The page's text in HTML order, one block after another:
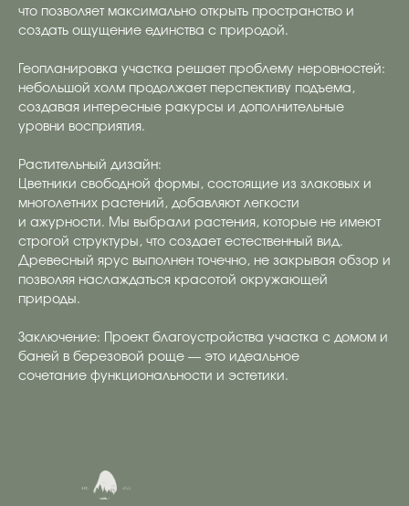
что позволяет максимально открыть пространство и
создать ощущение единства с природой.
Геопланировка участка решает проблему неровностей:
небольшой холм продолжает перспективу подъема,
создавая интересные ракурсы и дополнительные
уровни восприятия.
Растительный дизайн:
Цветники свободной формы, состоящие из злаковых и
многолетних растений, добавляют легкости
и ажурности. Мы выбрали растения, которые не имеют
строгой структуры, что создает естественный вид.
Древесный ярус выполнен точечно, не закрывая обзор и
позволяя наслаждаться красотой окружающей
природы.
Заключение: Проект благоустройства участка с домом и
баней в березовой роще — это идеальное
сочетание функциональности и эстетики.